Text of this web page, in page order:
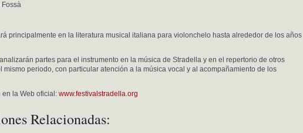
Fossà
principalmente en la literatura musical italiana para violonchelo hasta alrededor de los años
partes para el instrumento en la música de Stradella y en el repertorio de otros
mismo periodo, con particular atención a la música vocal y al acompañamiento de los
en la Web oficial: www.festivalstradella.org
Relacionadas: